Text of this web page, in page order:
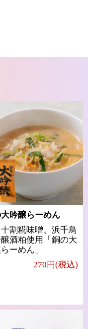
吟醸らーめん
割糀味噌、浜千鳥
酒粕使用「銅の大
ーめん」
270円(税込)